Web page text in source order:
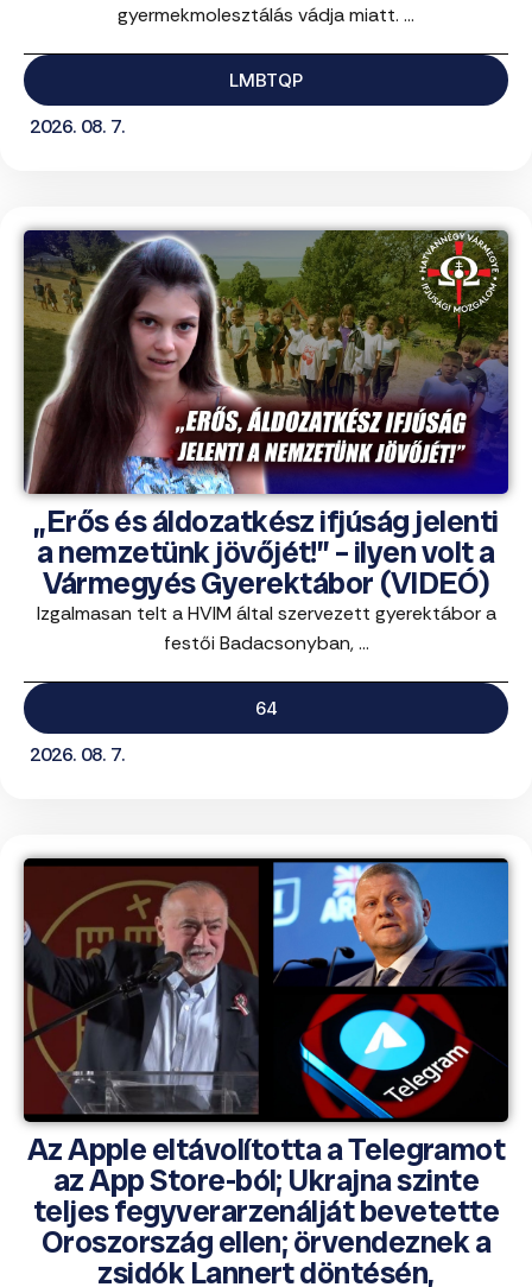
gyermekmolesztálás vádja miatt. ...
LMBTQP
2026. 08. 7.
„Erős és áldozatkész ifjúság jelenti
a nemzetünk jövőjét!” – ilyen volt a
Vármegyés Gyerektábor (VIDEÓ)
Izgalmasan telt a HVIM által szervezett gyerektábor a
festői Badacsonyban, ...
64
2026. 08. 7.
Az Apple eltávolította a Telegramot
az App Store-ból; Ukrajna szinte
teljes fegyverarzenálját bevetette
Oroszország ellen; örvendeznek a
zsidók Lannert döntésén,